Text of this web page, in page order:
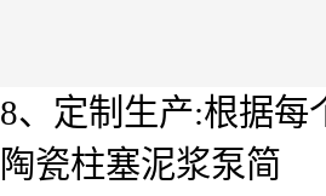
8、定制生产:根据每
陶瓷柱塞泥浆泵简